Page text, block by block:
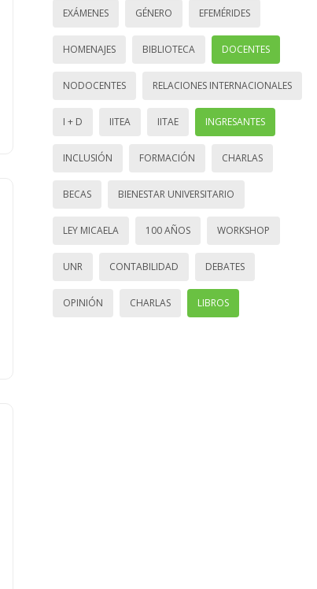
EXÁMENES GÉNERO EFEMÉRIDES
HOMENAJES BIBLIOTECA DOCENTES
NODOCENTES RELACIONES INTERNACIONALES
I + D IITEA IITAE INGRESANTES
INCLUSIÓN FORMACIÓN CHARLAS
BECAS BIENESTAR UNIVERSITARIO
LEY MICAELA 100 AÑOS WORKSHOP
UNR CONTABILIDAD DEBATES
OPINIÓN CHARLAS LIBROS